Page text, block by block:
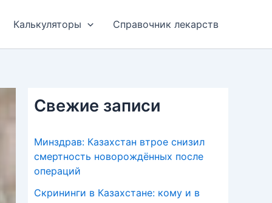
Калькуляторы Справочник лекарств
Свежие записи
Минздрав: Казахстан втрое снизил
смертность новорождённых после
операций
Скрининги в Казахстане: кому и в